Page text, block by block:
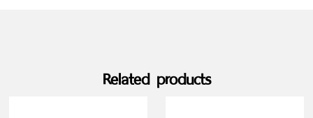
Related products